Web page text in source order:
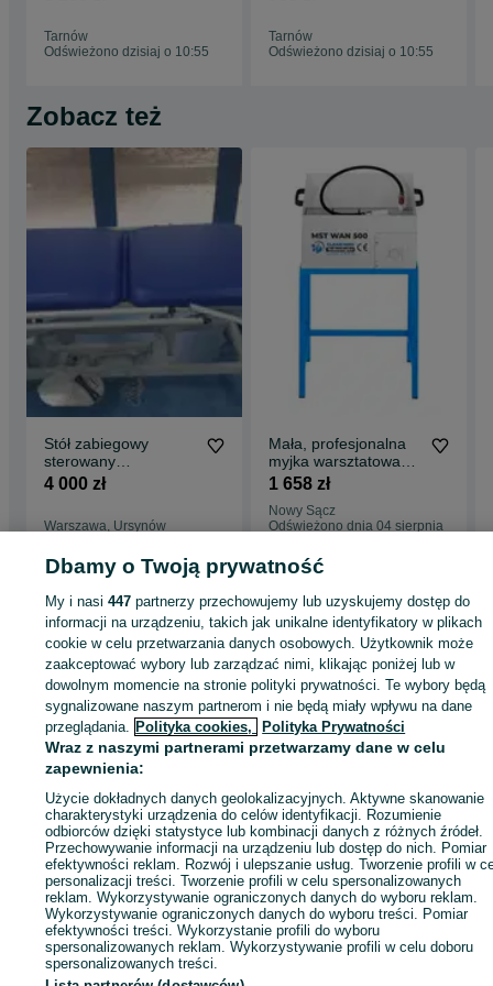
Tarnów
Odświeżono dzisiaj o 10:55
Tarnów
Odświeżono dzisiaj o 10:55
Zobacz też
Stół zabiegowy
sterowany
elektrycznie
4 000 zł
Warszawa, Ursynów
Mała, profesjonalna
myjka warsztatowa
MST WAN 500
1 658 zł
Nowy Sącz
Odświeżono dnia 04 sierpnia
Strona główna Firma i Przemysł Maszyny i urządzenia
Obróbka drewna
Pozostałe
Pozostałe - Małopolskie Pozostałe - Tarnów
KATEGORIA
ID:1069181502 Wyświetlenia:
Zadzwoń / SMS Wyślij wiadomość
Dbamy o Twoją prywatność
My i nasi447 partnerzy przechowujemy lub uzyskujemy dostęp do
informacji na urządzeniu, takich jak unikalne identyfikatory w plikach
cookie w celu przetwarzania danych osobowych. Użytkownik może
zaakceptować wybory lub zarządzać nimi, klikając poniżej lub w
dowolnym momencie na stronie polityki prywatności. Te wybory będą
sygnalizowane naszym partnerom i nie będą miały wpływu na dane
przeglądania. Polityka cookies, Polityka Prywatności
Wraz z naszymi partnerami przetwarzamy dane w celu
zapewnienia:
Użycie dokładnych danych geolokalizacyjnych. Aktywne skanowanie
charakterystyki urządzenia do celów identyfikacji. Rozumienie
odbiorców dzięki statystyce lub kombinacji danych z różnych źródeł.
Przechowywanie informacji na urządzeniu lub dostęp do nich. Pomiar
efektywności reklam. Rozwój i ulepszanie usług. Tworzenie profili w
personalizacji treści. Tworzenie profili w celu spersonalizowanych
reklam. Wykorzystywanie ograniczonych danych do wyboru reklam.
Wykorzystywanie ograniczonych danych do wyboru treści. Pomiar
efektywności treści. Wykorzystanie profili do wyboru
spersonalizowanych reklam. Wykorzystywanie profili w celu doboru
spersonalizowanych treści.